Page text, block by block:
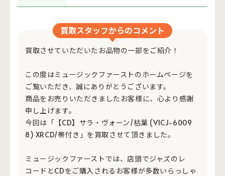
買取スタッフからのコメント
買取させていただいたお品物の一部をご紹介！
この度はミュージックファーストのホームページを
ご覧いただき、誠にありがとうございます。
商品をお売りいただきましたお客様に、心より感謝
申し上げます。
今回は「【CD】サラ・ヴォーン/枯葉 (VICJ-6009
8) XRCD/帯付き」を買取させて頂きました。
ミュージックファーストでは、店頭でジャズのレ
コードとCDをご購入されるお客様が多数いらっしゃ